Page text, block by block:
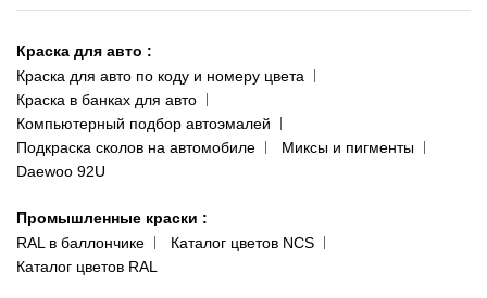
093 611-39-23
(ориентир: Интайм №40)
Одесса
пр-т Акад. Глушко, 29
066 554-97-70
Доставка и оплата
Сотрудничество
Наши публикации
Публичная оферта
Политика конфиденциальности
Краска для авто :
Краска для авто по коду и номеру цвета
Краска в банках для авто
Компьютерный подбор автоэмалей
Подкраска сколов на автомобиле
Миксы и пигменты
Daewoo 92U
Промышленные краски :
RAL в баллончике
Каталог цветов NCS
Каталог цветов RAL